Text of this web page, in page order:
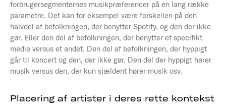
forbrugersegmenternes musikpræferencer på en lang række
parametre. Det kan for eksempel være forskellen på den
halvdel af befolkningen, der benytter Spotify, og den der ikke
gør. Eller den del af befolkningen, der benytter et specifikt
medie versus et andet. Den del af befolkningen, der hyppigt
går til koncert og den, der ikke gør. Den del der hyppigt hører
musik versus den, der kun sjældent hører musik osv.
Placering af artister i deres rette kontekst